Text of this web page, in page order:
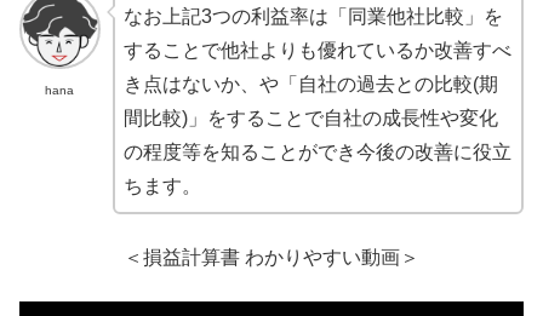
hana
なお上記3つの利益率は「同業他社比較」を
することで他社よりも優れているか改善すべ
き点はないか、や「自社の過去との比較(期
間比較)」をすることで自社の成長性や変化
の程度等を知ることができ今後の改善に役立
ちます。
＜損益計算書 わかりやすい動画＞